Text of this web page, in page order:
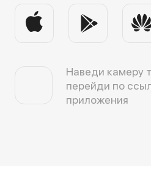
Наведи камеру
перейди по
приложения